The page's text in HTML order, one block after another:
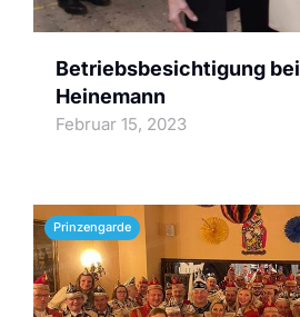
Betriebsbesichtigung bei
Heinemann
Februar 15, 2023
Prinzengarde